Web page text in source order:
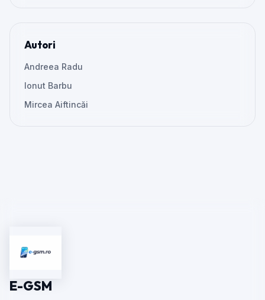
Autori
Andreea Radu
Ionut Barbu
Mircea Aiftincăi
E-GSM